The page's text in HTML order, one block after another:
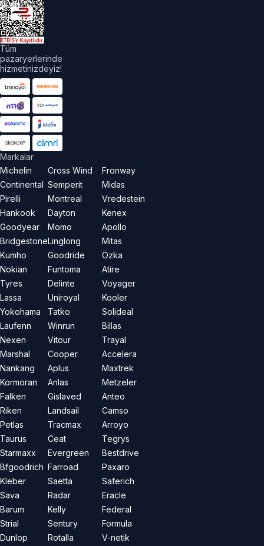
Tüm
pazaryerlerinde
hizmetinizdeyiz!
Markalar
Michelin
Continental
Pirelli
Hankook
Goodyear
Bridgestone
Kumho
Nokian
Tyres
Lassa
Yokohama
Laufenn
Nexen
Marshal
Nankang
Kormoran
Falken
Riken
Petlas
Taurus
Starmaxx
Bfgoodrich
Kleber
Sava
Barum
Strial
Dunlop
Cross Wind
Semperit
Montreal
Dayton
Momo
Linglong
Goodride
Funtoma
Delinte
Uniroyal
Tatko
Winrun
Vitour
Cooper
Aplus
Anlas
Gislaved
Landsail
Tracmax
Ceat
Evergreen
Farroad
Saetta
Radar
Kelly
Sentury
Rotalla
Fronway
Midas
Vredestein
Kenex
Apollo
Mitas
Özka
Atire
Voyager
Kooler
Solideal
Billas
Trayal
Accelera
Maxtrek
Metzeler
Anteo
Camso
Arroyo
Tegrys
Bestdrive
Paxaro
Saferich
Eracle
Federal
Formula
V-netik